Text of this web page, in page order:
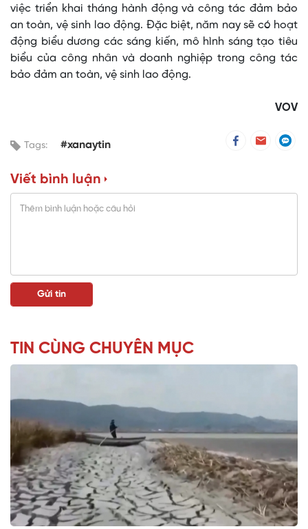
việc triển khai tháng hành động và công tác đảm bảo
an toàn, vệ sinh lao động. Đặc biệt, năm nay sẽ có hoạt
động biểu dương các sáng kiến, mô hình sáng tạo tiêu
biểu của công nhân và doanh nghiệp trong công tác
bảo đảm an toàn, vệ sinh lao động.
VOV
Tags: #xanaytin
Viết bình luận
TIN CÙNG CHUYÊN MỤC